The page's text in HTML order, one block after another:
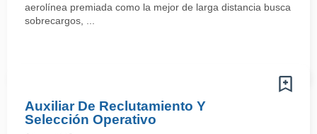
aerolínea premiada como la mejor de larga distancia busca
sobrecargos, ...
Auxiliar De Reclutamiento Y
Selección Operativo